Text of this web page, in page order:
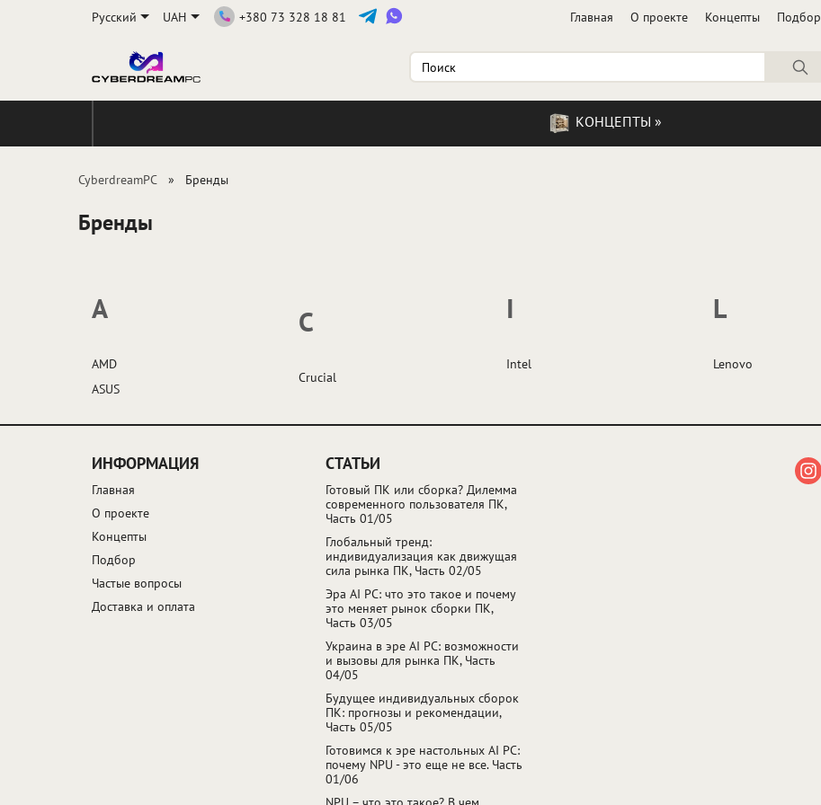
Русский UAH +380 73 328 18 81 Главная О проекте Концепты Подбор
КОНЦЕПТЫ »
CyberdreamPC Бренды
Бренды
A
AMD
ASUS
C
Crucial
I
Intel
L
Lenovo
ИНФОРМАЦИЯ
Главная
О проекте
Концепты
Подбор
Частые вопросы
Доставка и оплата
СТАТЬИ
Готовый ПК или сборка? Дилемма
современного пользователя ПК,
Часть 01/05
Глобальный тренд:
индивидуализация как движущая
сила рынка ПК, Часть 02/05
Эра AI PC: что это такое и почему
это меняет рынок сборки ПК,
Часть 03/05
Украина в эре AI PC: возможности
и вызовы для рынка ПК, Часть
04/05
Будущее индивидуальных сборок
ПК: прогнозы и рекомендации,
Часть 05/05
Готовимся к эре настольных AI PC:
почему NPU - это еще не все. Часть
01/06